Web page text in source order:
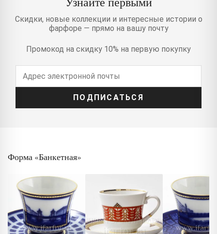
Скидки, новые коллекции и интересные истории о
фарфоре — прямо на вашу почту
Промокод на скидку 10% на первую покупку
ПОДПИСАТЬСЯ
Форма «Банкетная»